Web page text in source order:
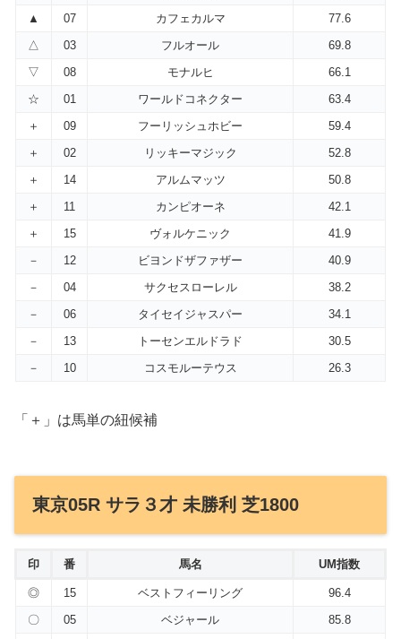
▲
07 カフェカルマ
77.6
△
03 フルオール
69.8
▽
08 モナルヒ
66.1
☆
01 ワールドコネクター
63.4
＋
09 フーリッシュホビー
59.4
＋
02 リッキーマジック
52.8
＋
14 アルムマッツ
50.8
＋
11 カンピオーネ
42.1
＋
15 ヴォルケニック
41.9
－
12 ビヨンドザファザー
40.9
－
04 サクセスローレル
38.2
－
06 タイセイジャスパー
34.1
－
13 トーセンエルドラド
30.5
－
10 コスモルーテウス 26.3
「＋」は馬単の紐候補
東京05R サラ３才 未勝利 芝1800
印 番 馬名 UM指数
◎ 15 ベストフィーリング
96.4
〇
05 ベジャール
85.8